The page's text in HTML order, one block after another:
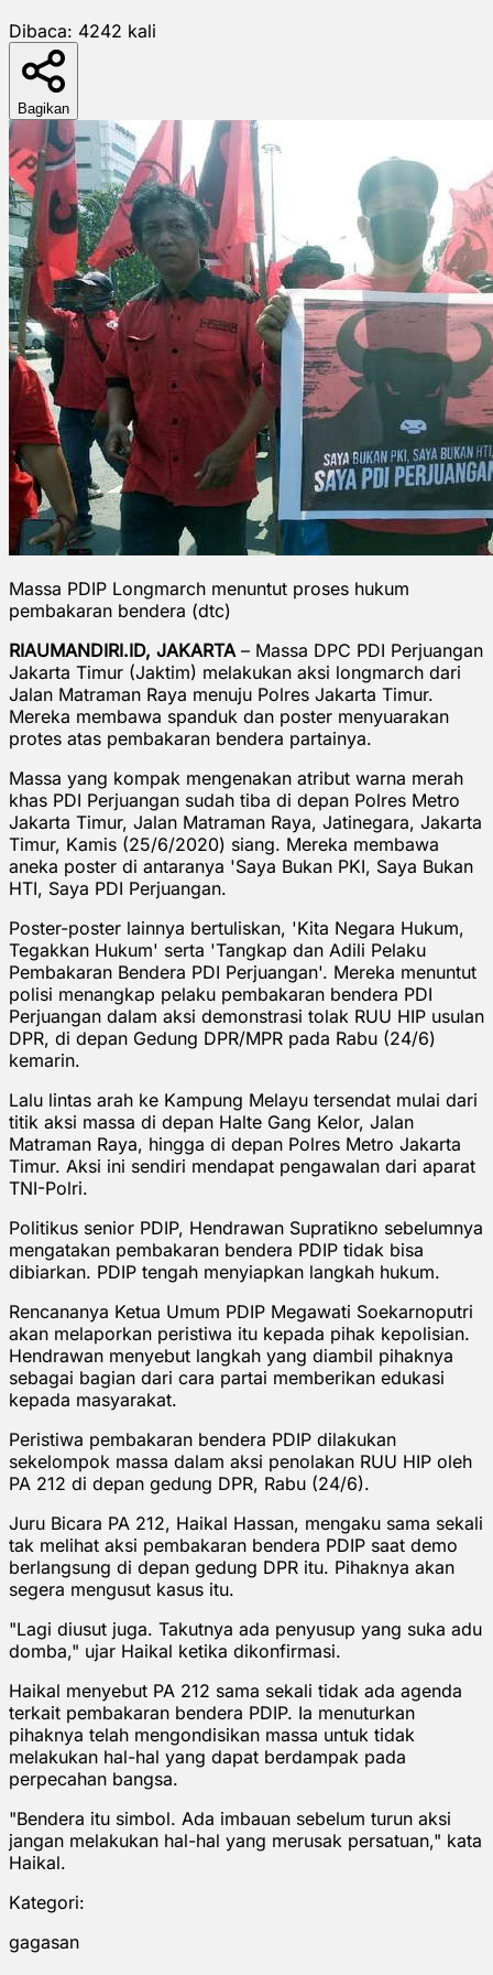
Dibaca: 4242 kali
Bagikan
Massa PDIP Longmarch menuntut proses hukum
pembakaran bendera (dtc)
RIAUMANDIRI.ID, JAKARTA – Massa DPC PDI Perjuangan
Jakarta Timur (Jaktim) melakukan aksi longmarch dari
Jalan Matraman Raya menuju Polres Jakarta Timur.
Mereka membawa spanduk dan poster menyuarakan
protes atas pembakaran bendera partainya.
Massa yang kompak mengenakan atribut warna merah
khas PDI Perjuangan sudah tiba di depan Polres Metro
Jakarta Timur, Jalan Matraman Raya, Jatinegara, Jakarta
Timur, Kamis (25/6/2020) siang. Mereka membawa
aneka poster di antaranya 'Saya Bukan PKI, Saya Bukan
HTI, Saya PDI Perjuangan.
Poster-poster lainnya bertuliskan, 'Kita Negara Hukum,
Tegakkan Hukum' serta 'Tangkap dan Adili Pelaku
Pembakaran Bendera PDI Perjuangan'. Mereka menuntut
polisi menangkap pelaku pembakaran bendera PDI
Perjuangan dalam aksi demonstrasi tolak RUU HIP usulan
DPR, di depan Gedung DPR/MPR pada Rabu (24/6)
kemarin.
Lalu lintas arah ke Kampung Melayu tersendat mulai dari
titik aksi massa di depan Halte Gang Kelor, Jalan
Matraman Raya, hingga di depan Polres Metro Jakarta
Timur. Aksi ini sendiri mendapat pengawalan dari aparat
TNI-Polri.
Politikus senior PDIP, Hendrawan Supratikno sebelumnya
mengatakan pembakaran bendera PDIP tidak bisa
dibiarkan. PDIP tengah menyiapkan langkah hukum.
Rencananya Ketua Umum PDIP Megawati Soekarnoputri
akan melaporkan peristiwa itu kepada pihak kepolisian.
Hendrawan menyebut langkah yang diambil pihaknya
sebagai bagian dari cara partai memberikan edukasi
kepada masyarakat.
Peristiwa pembakaran bendera PDIP dilakukan
sekelompok massa dalam aksi penolakan RUU HIP oleh
PA 212 di depan gedung DPR, Rabu (24/6).
Juru Bicara PA 212, Haikal Hassan, mengaku sama sekali
tak melihat aksi pembakaran bendera PDIP saat demo
berlangsung di depan gedung DPR itu. Pihaknya akan
segera mengusut kasus itu.
"Lagi diusut juga. Takutnya ada penyusup yang suka adu
domba," ujar Haikal ketika dikonfirmasi.
Haikal menyebut PA 212 sama sekali tidak ada agenda
terkait pembakaran bendera PDIP. Ia menuturkan
pihaknya telah mengondisikan massa untuk tidak
melakukan hal-hal yang dapat berdampak pada
perpecahan bangsa.
"Bendera itu simbol. Ada imbauan sebelum turun aksi
jangan melakukan hal-hal yang merusak persatuan," kata
Haikal.
Kategori:
gagasan